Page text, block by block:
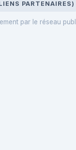
PARTENAIRES)
par le réseau